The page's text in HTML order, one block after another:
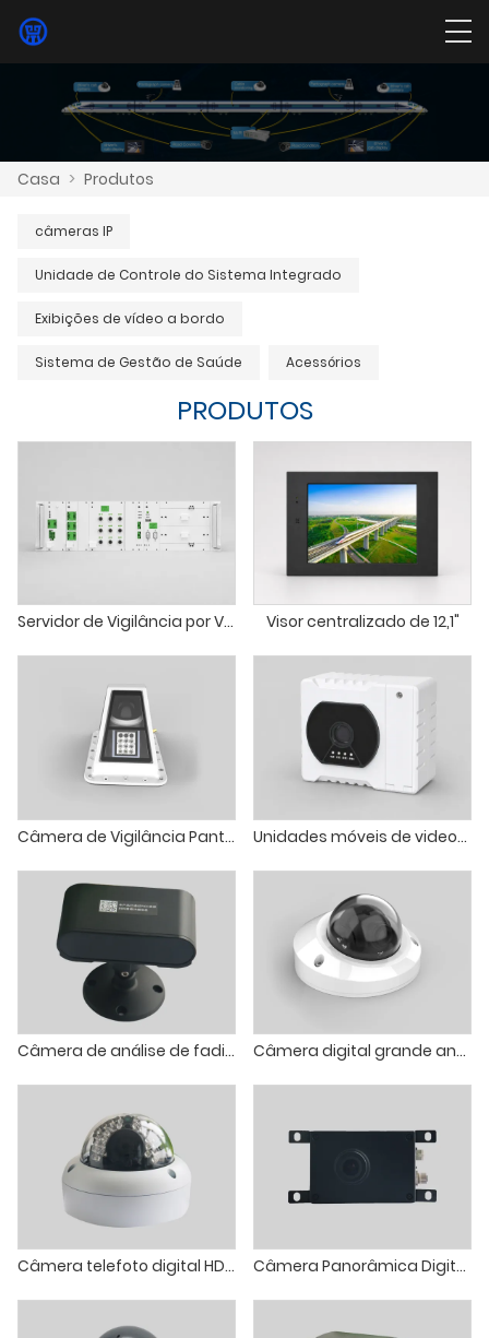
Casa > Produtos
câmeras IP
Unidade de Controle do Sistema Integrado
Exibições de vídeo a bordo
Sistema de Gestão de Saúde Acessórios
PRODUTOS
Servidor de Vigilância por Vídeo Pantógrafo Visor centralizado de 12,1"
Câmera de Vigilância Pantográfica Ferroviária Unidades móveis de videovigilância para carruagens ferroviárias e EMUs (extremidades das carruagens)
Câmera de análise de fadiga para motoristas de locomotivas Câmera digital grande angular HD da rede de vagões ferroviários
Câmera telefoto digital HD da rede de vagões ferroviários Câmera Panorâmica Digital HD para carruagem EMU